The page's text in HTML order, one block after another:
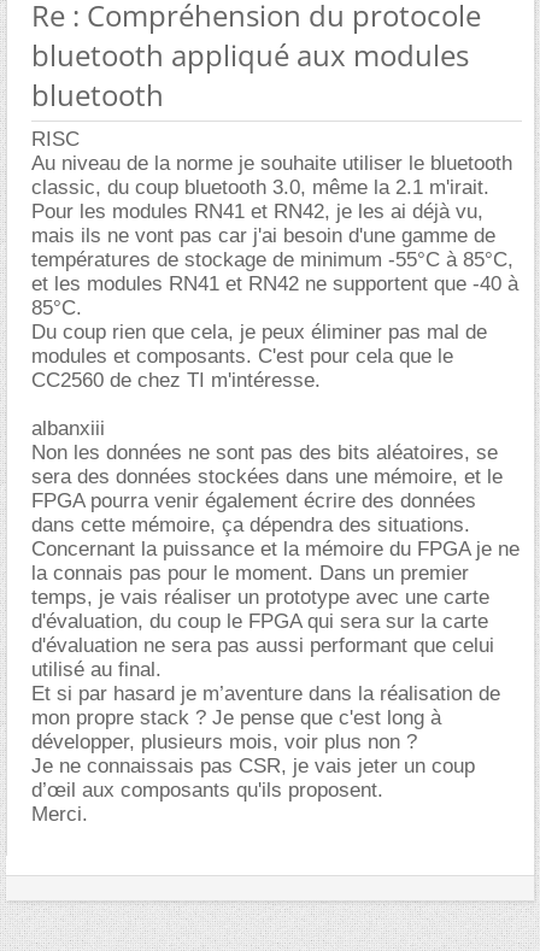
Re : Compréhension du protocole
bluetooth appliqué aux modules
bluetooth
RISC
Au niveau de la norme je souhaite utiliser le bluetooth
classic, du coup bluetooth 3.0, même la 2.1 m'irait.
Pour les modules RN41 et RN42, je les ai déjà vu,
mais ils ne vont pas car j'ai besoin d'une gamme de
températures de stockage de minimum -55°C à 85°C,
et les modules RN41 et RN42 ne supportent que -40 à
85°C.
Du coup rien que cela, je peux éliminer pas mal de
modules et composants. C'est pour cela que le
CC2560 de chez TI m'intéresse.
albanxiii
Non les données ne sont pas des bits aléatoires, se
sera des données stockées dans une mémoire, et le
FPGA pourra venir également écrire des données
dans cette mémoire, ça dépendra des situations.
Concernant la puissance et la mémoire du FPGA je ne
la connais pas pour le moment. Dans un premier
temps, je vais réaliser un prototype avec une carte
d'évaluation, du coup le FPGA qui sera sur la carte
d'évaluation ne sera pas aussi performant que celui
utilisé au final.
Et si par hasard je m’aventure dans la réalisation de
mon propre stack ? Je pense que c'est long à
développer, plusieurs mois, voir plus non ?
Je ne connaissais pas CSR, je vais jeter un coup
d’œil aux composants qu'ils proposent.
Merci.